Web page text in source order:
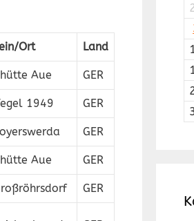
Ort Land
Aue GER
1949 GER
GER
Aue GER
GER